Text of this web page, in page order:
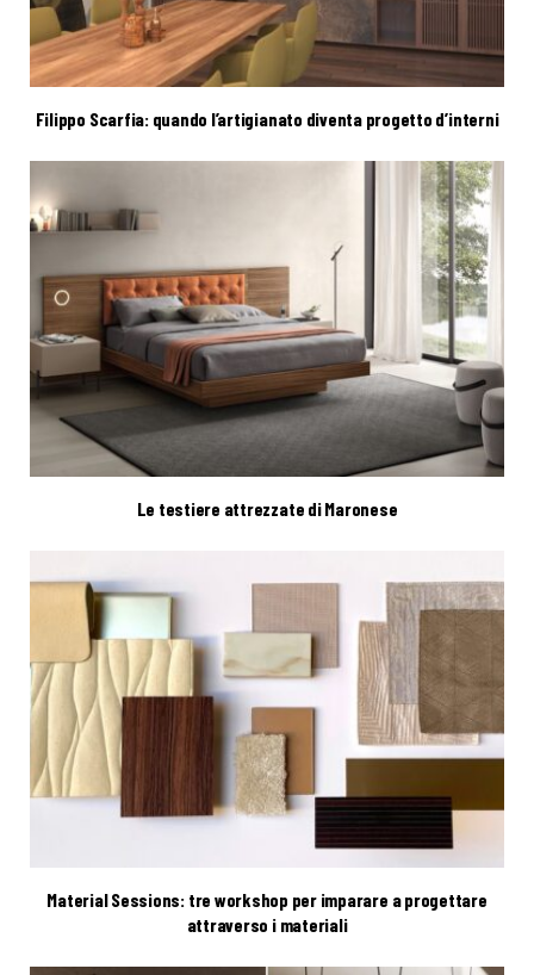
Filippo Scarfia: quando l’artigianato diventa progetto d’interni
Le testiere attrezzate di Maronese
Material Sessions: tre workshop per imparare a progettare
attraverso i materiali